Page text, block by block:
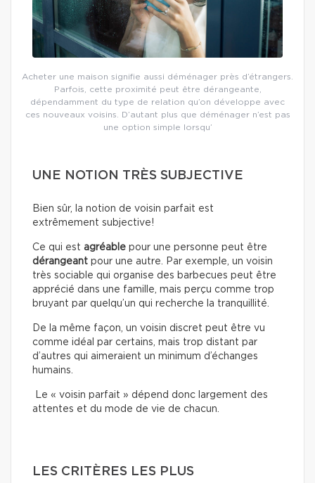
Acheter une maison signifie aussi déménager près d’étrangers.
Parfois, cette proximité peut être dérangeante,
dépendamment du type de relation qu’on développe avec
ces nouveaux voisins. D’autant plus que déménager n’est pas
une option simple lorsqu’
UNE NOTION TRÈS SUBJECTIVE
Bien sûr, la notion de voisin parfait est
extrêmement subjective!
Ce qui est agréable pour une personne peut être
dérangeant pour une autre. Par exemple, un voisin
très sociable qui organise des barbecues peut être
apprécié dans une famille, mais perçu comme trop
bruyant par quelqu’un qui recherche la tranquillité.
De la même façon, un voisin discret peut être vu
comme idéal par certains, mais trop distant par
d’autres qui aimeraient un minimum d’échanges
humains.
Le « voisin parfait » dépend donc largement des
attentes et du mode de vie de chacun.
LES CRITÈRES LES PLUS